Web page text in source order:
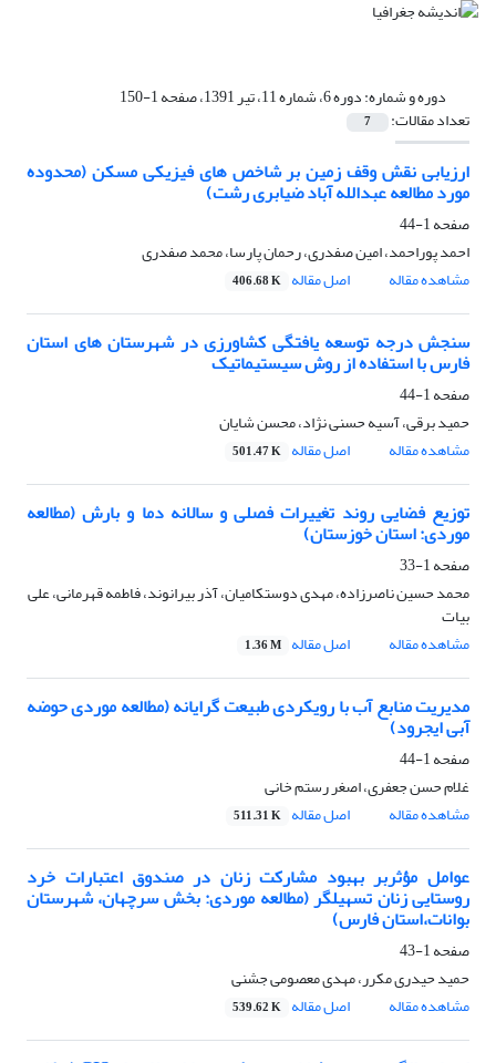
دوره و شماره:دوره 6، شماره 11، تیر 1391، صفحه 1-150
تعداد مقالات: 7
ارزیابی نقش وقف زمین بر شاخص های فیزیکی مسکن (محدوده
مورد مطالعه عبدالله آباد ضیابری رشت)
صفحه1-44
احمد پوراحمد، امین صفدری، رحمان پارسا، محمد صفدری
مشاهده مقاله
اصل مقاله 406.68 K
سنجش درجه توسعه یافتگی کشاورزی در شهرستان های استان
فارس با استفاده از روش سیستیماتیک
صفحه1-44
حمید برقی، آسیه حسنی نژاد، محسن شایان
مشاهده مقاله
اصل مقاله 501.47 K
توزیع فضایی روند تغییرات فصلی و سالانه دما و بارش (مطالعه
موردی: استان خوزستان)
صفحه1-33
محمد حسین ناصرزاده، مهدی دوستکامیان، آذر بیرانوند، فاطمه قهرمانی، علی
بیات
مشاهده مقاله
اصل مقاله 1.36 M
مدیریت منابع آب با رویکردی طبیعت گرایانه (مطالعه موردی حوضه
آبی ایجرود)
صفحه1-44
غلام حسن جعفری، اصغر رستم خانی
مشاهده مقاله
اصل مقاله 511.31 K
عوامل مؤثربر بهبود مشارکت زنان در صندوق اعتبارات خرد
روستایی زنان تسهیلگر (مطالعه موردی: بخش سرچهان، شهرستان
بوانات،استان فارس)
صفحه1-43
حمید حیدری مکرر، مهدی معصومی جشنی
مشاهده مقاله
اصل مقاله 539.62 K